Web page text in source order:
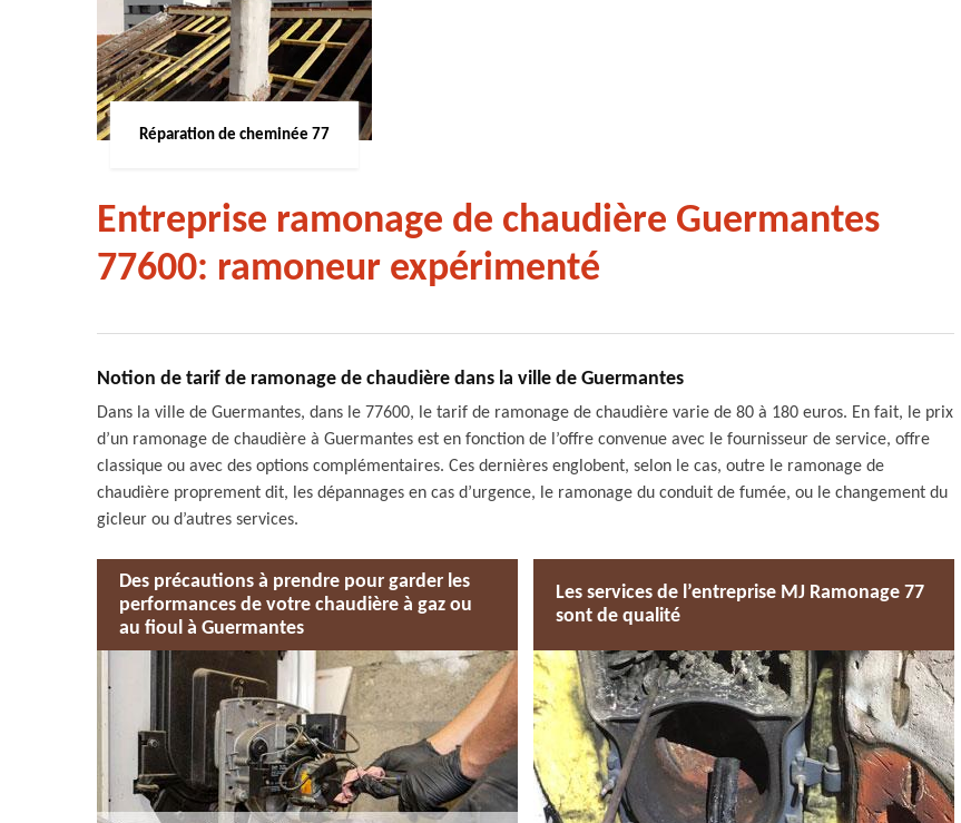
Réparation de cheminée 77
Entreprise ramonage de chaudière Guermantes
77600: ramoneur expérimenté
Notion de tarif de ramonage de chaudière dans la ville de Guermantes
Dans la ville de Guermantes, dans le 77600, le tarif de ramonage de chaudière varie de 80 à 180 euros. En fait, le prix
d’un ramonage de chaudière à Guermantes est en fonction de l’offre convenue avec le fournisseur de service, offre
classique ou avec des options complémentaires. Ces dernières englobent, selon le cas, outre le ramonage de
chaudière proprement dit, les dépannages en cas d’urgence, le ramonage du conduit de fumée, ou le changement du
gicleur ou d’autres services.
Des précautions à prendre pour garder les
performances de votre chaudière à gaz ou
au fioul à Guermantes
Les services de l’entreprise MJ Ramonage 77
sont de qualité